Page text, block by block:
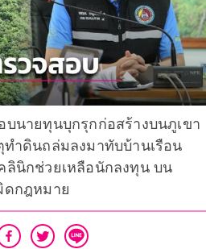
นายทุนบุกรุกก่อสร้างบนภูเขา
ทำดินถล่มลงมาทับบ้านเรือน
ลินิกช่วยเหลือนักลงทุน บน
ดกฎหมาย